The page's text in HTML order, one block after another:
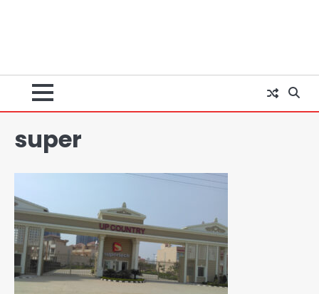
super
3
28 साल बाद कानून के शिकंजे में आया हत्या का
फरार आरोपी
Team JHJ